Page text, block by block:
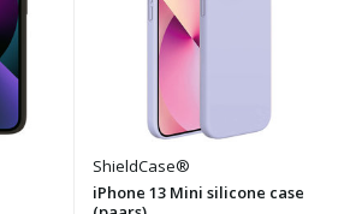
ShieldCase®
iPhone 13 Mini silicone case